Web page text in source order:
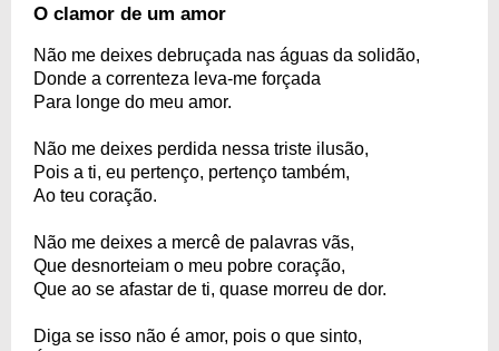
O clamor de um amor
Não me deixes debruçada nas águas da solidão,
Donde a correnteza leva-me forçada
Para longe do meu amor.
Não me deixes perdida nessa triste ilusão,
Pois a ti, eu pertenço, pertenço também,
Ao teu coração.
Não me deixes a mercê de palavras vãs,
Que desnorteiam o meu pobre coração,
Que ao se afastar de ti, quase morreu de dor.
Diga se isso não é amor, pois o que sinto,